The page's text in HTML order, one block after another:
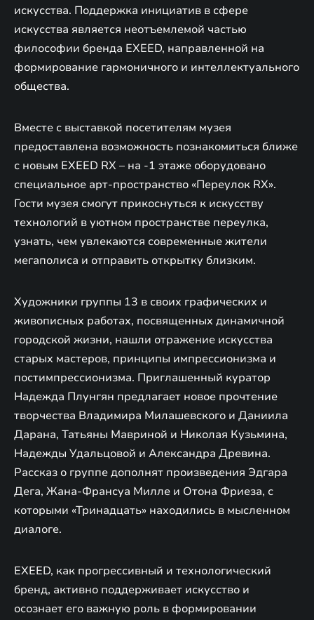
искусства. Поддержка инициатив в сфере
искусства является неотъемлемой частью
философии бренда EXEED, направленной на
формирование гармоничного и интеллектуального
общества.
Вместе с выставкой посетителям музея
предоставлена возможность познакомиться ближе
с новым EXEED RX – на -1 этаже оборудовано
специальное арт-пространство «Переулок RX».
Гости музея смогут прикоснуться к искусству
технологий в уютном пространстве переулка,
узнать, чем увлекаются современные жители
мегаполиса и отправить открытку близким.
Художники группы 13 в своих графических и
живописных работах, посвященных динамичной
городской жизни, нашли отражение искусства
старых мастеров, принципы импрессионизма и
постимпрессионизма. Приглашенный куратор
Надежда Плунгян предлагает новое прочтение
творчества Владимира Милашевского и Даниила
Дарана, Татьяны Мавриной и Николая Кузьмина,
Надежды Удальцовой и Александра Древина.
Рассказ о группе дополнят произведения Эдгара
Дега, Жана-Франсуа Милле и Отона Фриеза, с
которыми «Тринадцать» находились в мысленном
диалоге.
EXEED, как прогрессивный и технологический
бренд, активно поддерживает искусство и
осознает его важную роль в формировании